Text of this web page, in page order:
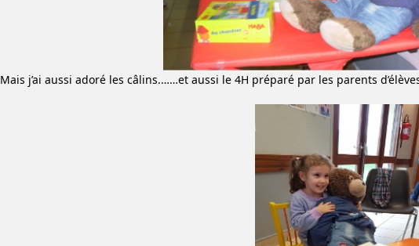
Mais j’ai aussi adoré les câlins.……et aussi le 4H préparé par les parents